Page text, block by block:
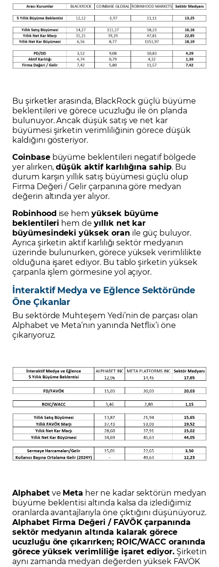
Bu şirketler arasında, BlackRock güçlü büyüme
beklentileri ve görece ucuzluğu ile ön planda
bulunuyor. Ancak düşük satış ve net kar
büyümesi şirketin verimliliğinin görece düşük
kaldığını gösteriyor.
Coinbasebüyüme beklentileri negatif bölgede
yer alırken,düşük aktif karlılığına sahip. Bu
durum karşın yıllık satış büyümesi güçlü olup
Firma Değeri / Gelir çarpanına göre medyan
değerin altında yer alıyor.
Robinhood ise hemyüksek büyüme
beklentileri hem deyıllık net kar
büyümesindeki yüksek oran ile güç buluyor.
Ayrıca şirketin aktif karlılığı sektör medyanın
üzerinde bulunurken, görece yüksek verimlilikte
olduğuna işaret ediyor. Bu tablo şirketin yüksek
çarpanla işlem görmesine yol açıyor.
İnteraktif Medya ve Eğlence Sektöründe
Öne Çıkanlar
Bu sektörde Muhteşem Yedi’nin de parçası olan
Alphabet ve Meta’nın yanında Netflix’i öne
çıkarıyoruz.
Alphabetve Meta her ne kadar sektörün medyan
büyüme beklentisi altında kalsa da izlediğimiz
oranlarda avantajlarıyla öne çıktığını düşünüyoruz.
Alphabet Firma Değeri / FAVÖK çarpanında
sektör medyanın altında kalarak görece
ucuzluğu öne çıkarırken; ROIC/WACC oranında
görece yüksek verimliliğe işaret ediyor. Şirketin
aynı zamanda medyan değerden yüksek FAVÖK